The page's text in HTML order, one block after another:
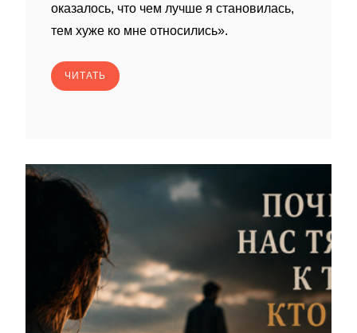
оказалось, что чем лучше я становилась,
тем хуже ко мне относились».
ЧИТАТЬ